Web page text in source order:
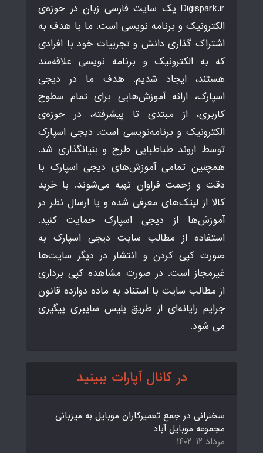
Digispark.ir یک سایت فارسی زبان در حوزه‌ی
الکترونیک و برنامه نویسی است. ما با هدف به
اشتراک گذاری دانش و تجربیات خود با افرادی
که به الکترونیک و برنامه نویسی علاقه‌مند
هستند، ایجاد شدیم. هدف ما در دیجی
اسپارک، ارائه آموزش‌هایی برای تمام سطوح
کاربری، از مبتدی تا پیشرفته، در حوزه‌ی
الکترونیک و برنامه‌نویسی است. دیجی اسپارک
توسط اروند طباطبایی طرح و بنیانگذاری شد.
همچنین تمامی آموزش‌های دیجی اسپارک با
دقت و زحمت فراوان تهیه می‌شوند. با خرید
کالا از لینک‌های معرفی شده و یا ارسال نظر در
آموزش‌ها از دیجی اسپارک حمایت کنید.
استفاده از مطالب سایت دیجی اسپارک به
صورت کپی کردن و انتشار در دیگر سایت‌ها
غیرمجاز است. در صورت مشاهده کپی برداری
از مطالب سایت با استناد به ماده دوازده قانون
جرایم رایانه‌ای از طریق پلیس سایبری پیگیری
می شود.
در کانال آپارات ببینید
سخنرانی در جمع تعمیرکاران موبایل به میزبانی
مجموعه موبایل آباد
مرداد ۱۲, ۱۴۰۲